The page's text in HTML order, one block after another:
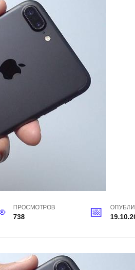
ПРОСМОТРОВ
738